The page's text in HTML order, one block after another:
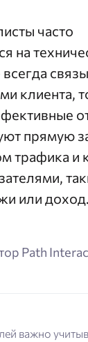
часто
на
клиента,
прямую
трафика и
или доход.
Path
важно